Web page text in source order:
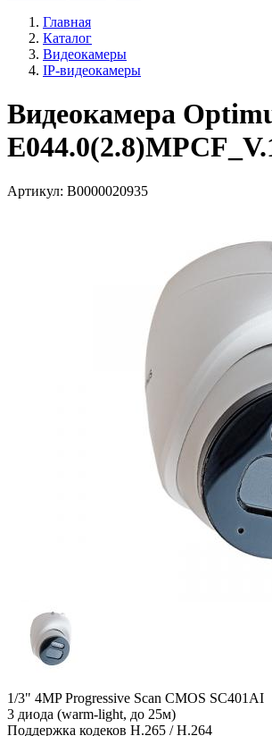
Главная
Каталог
Видеокамеры
IP-видеокамеры
Видеокамера
Артикул: В0000020935
1/3" 4MP Progressive Scan CMOS SC401AI
3 диода (warm-light, до 25м)
Поддержка кодеков H.265 / H.264